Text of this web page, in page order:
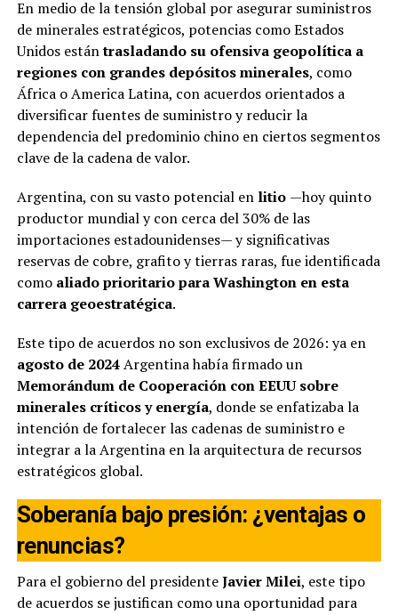
En medio de la tensión global por asegurar suministros
de minerales estratégicos, potencias como Estados
Unidos estántrasladando su ofensiva geopolítica a
regiones con grandes depósitos minerales, como
África o America Latina, con acuerdos orientados a
diversificar fuentes de suministro y reducir la
dependencia del predominio chino en ciertos segmentos
clave de la cadena de valor.
Argentina, con su vasto potencial en litio —hoy quinto
productor mundial y con cerca del 30% de las
importaciones estadounidenses— y significativas
reservas de cobre, grafito y tierras raras, fue identificada
como aliado prioritario para Washington en esta
carrera geoestratégica.
Este tipo de acuerdos no son exclusivos de 2026: ya en
agosto de 2024Argentina había firmado un
Memorándum de Cooperación con EEUU sobre
minerales críticos y energía, donde se enfatizaba la
intención de fortalecer las cadenas de suministro e
integrar a la Argentina en la arquitectura de recursos
estratégicos global.
Soberanía bajo presión: ¿ventajas o
renuncias?
Para el gobierno del presidenteJavier Milei, este tipo
de acuerdos se justifican como una oportunidad para